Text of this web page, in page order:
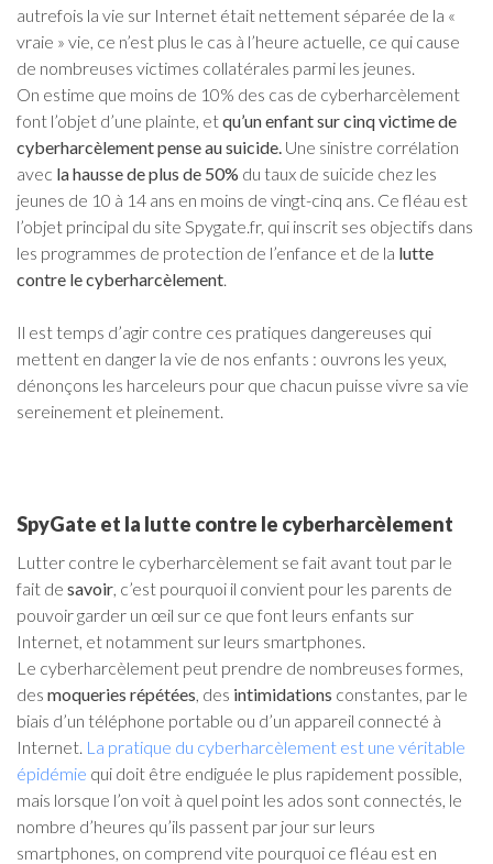
autrefois la vie sur Internet était nettement séparée de la «
vraie » vie, ce n’est plus le cas à l’heure actuelle, ce qui cause
de nombreuses victimes collatérales parmi les jeunes.
On estime que moins de 10% des cas de cyberharcèlement
font l’objet d’une plainte, etqu’un enfant sur cinq victime de
cyberharcèlement pense au suicide. Une sinistre corrélation
avec la hausse de plus de 50% du taux de suicide chez les
jeunes de 10 à 14 ans en moins de vingt-cinq ans. Ce fléau est
l’objet principal du site Spygate.fr, qui inscrit ses objectifs dans
les programmes de protection de l’enfance et de la lutte
contre le cyberharcèlement
Il est temps d’agir contre ces pratiques dangereuses qui
mettent en danger la vie de nos enfants : ouvrons les yeux,
dénonçons les harceleurs pour que chacun puisse vivre sa vie
sereinement et pleinement.
SpyGate et la lutte contre le cyberharcèlement
Lutter contre le cyberharcèlement se fait avant tout par le
fait de savoir, c’est pourquoi il convient pour les parents de
pouvoir garder un œil sur ce que font leurs enfants sur
Internet, et notamment sur leurs smartphones.
Le cyberharcèlement peut prendre de nombreuses formes,
des moqueries répétées, des intimidations constantes, par le
biais d’un téléphone portable ou d’un appareil connecté à
Internet. La pratique du cyberharcèlement est une véritable
épidémie qui doit être endiguée le plus rapidement possible,
mais lorsque l’on voit à quel point les ados sont connectés, le
nombre d’heures qu’ils passent par jour sur leurs
smartphones, on comprend vite pourquoi ce fléau est en